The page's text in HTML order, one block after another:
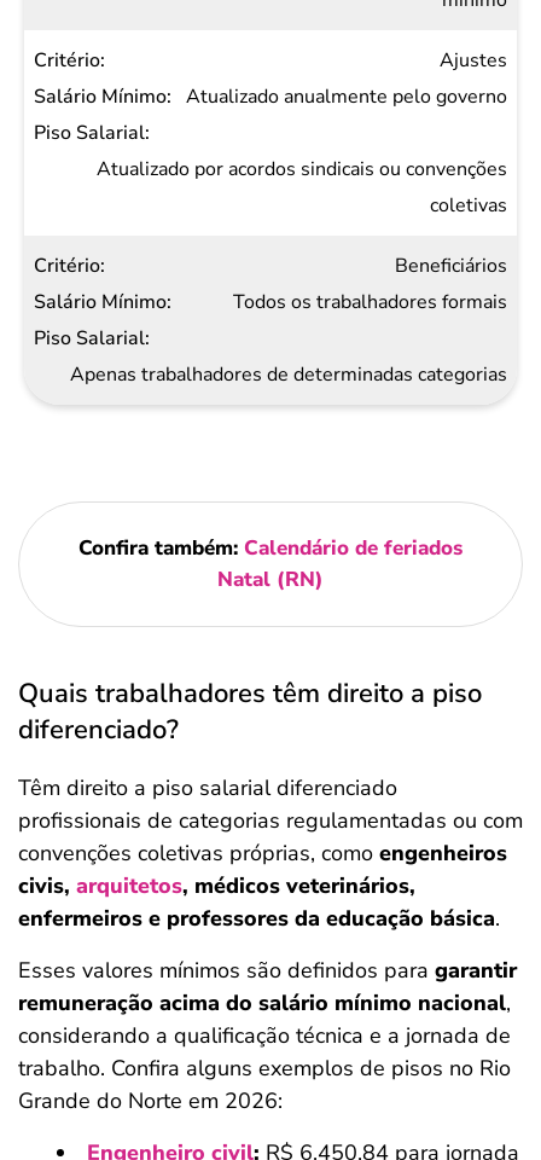
Ajustes
Atualizado anualmente pelo governo
Atualizado por acordos sindicais ou convenções
coletivas
Beneficiários
Todos os trabalhadores formais
Apenas trabalhadores de determinadas categorias
Confira também: Calendário de feriados
Natal (RN)
Quais trabalhadores têm direito a piso
diferenciado?
Têm direito a piso salarial diferenciado
profissionais de categorias regulamentadas ou com
convenções coletivas próprias, como engenheiros
civis, arquitetos, médicos veterinários,
enfermeiros e professores da educação básica.
Esses valores mínimos são definidos para garantir
remuneração acima do salário mínimo nacional,
considerando a qualificação técnica e a jornada de
trabalho. Confira alguns exemplos de pisos no Rio
Grande do Norte em 2026:
Engenheiro civil: R$ 6.450,84 para jornada